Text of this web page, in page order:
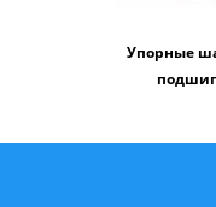
Упорные